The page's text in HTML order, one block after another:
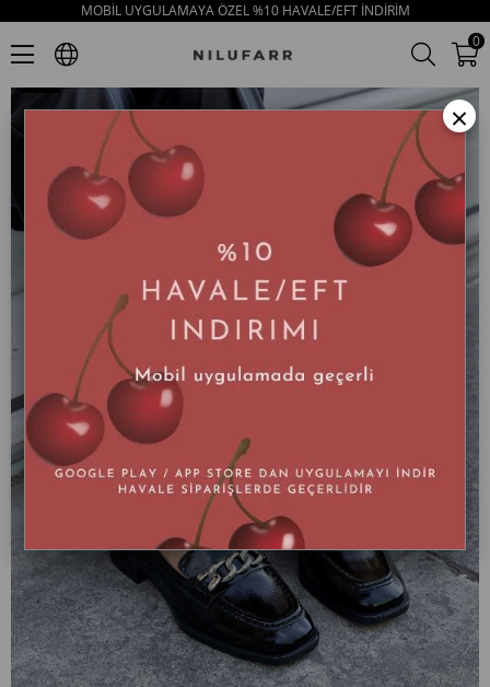
MOBİL UYGULAMAYA ÖZEL %10 HAVALE/EFT İNDİRİM
0
Terra Siyah Rugan Deri Zincir Aksesuarlı Kadın Loafer
×